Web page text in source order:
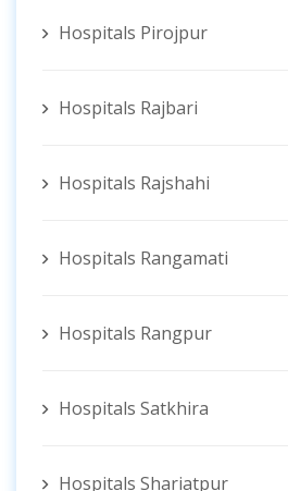
Hospitals Pirojpur
Hospitals Rajbari
Hospitals Rajshahi
Hospitals Rangamati
Hospitals Rangpur
Hospitals Satkhira
Hospitals Shariatpur